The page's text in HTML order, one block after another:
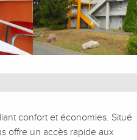
confort et économies. Situé
offre un accès rapide aux